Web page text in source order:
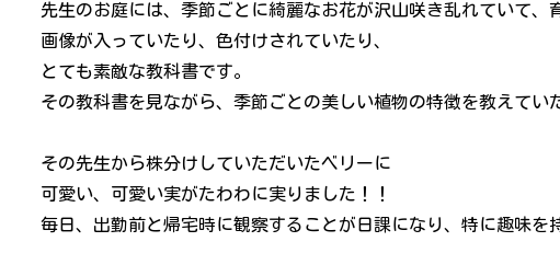
先生のお庭には、季節ごとに綺麗なお花が沢山咲き乱れていて、
画像が入っていたり、色付けされていたり、
とても素敵な教科書です。
その教科書を見ながら、季節ごとの美しい植物の特徴を教えてい
その先生から株分けしていただいたベリーに
可愛い、可愛い実がたわわに実りました！！
毎日、出勤前と帰宅時に観察することが日課になり、特に趣味を